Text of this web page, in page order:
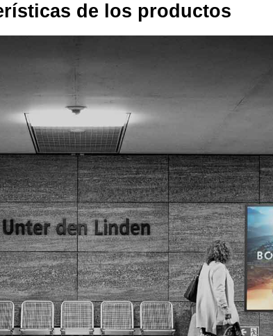
de los productos